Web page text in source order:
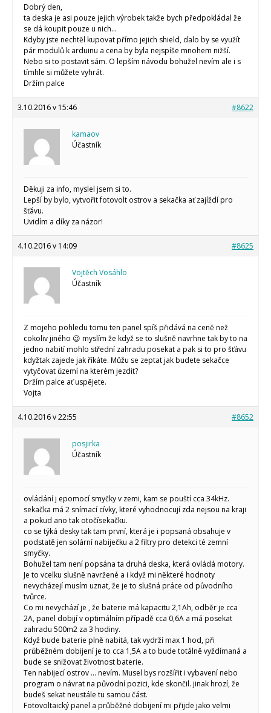
Dobrý den,
ta deska je asi pouze jejich výrobek takže bych předpokládal že
se dá koupit pouze u nich…
Kdyby jste nechtěl kupovat přímo jejich shield, dalo by se využít
pár modulů k arduinu a cena by byla nejspíše mnohem nižší.
Nebo si to postavit sám. O lepším návodu bohužel nevím ale i s
tímhle si můžete vyhrát.
Držím palce
3.10.2016 v 15:46 #8622
kamaov
Účastník
Děkuji za info, myslel jsem si to.
Lepší by bylo, vytvořit fotovolt ostrov a sekačka ať zajíždí pro
šťávu.
Uvidím a díky za názor!
4.10.2016 v 14:09 #8625
Vojtěch Vosáhlo
Účastník
Z mojeho pohledu tomu ten panel spíš přidává na ceně než
cokoliv jiného 😉 myslím že když se to slušně navrhne tak by to na
jedno nabití mohlo střední zahradu posekat a pak si to pro šťávu
kdyžtak zajede jak říkáte. Můžu se zeptat jak budete sekačce
vytyčovat ůzemí na kterém jezdit?
Držím palce ať uspějete.
Vojta
4.10.2016 v 22:55 #8652
posjirka
Účastník
ovládání j epomocí smyčky v zemi, kam se pouští cca 34kHz.
sekačka má 2 snímací cívky, které vyhodnocují zda nejsou na kraji
a pokud ano tak otočísekačku.
co se týká desky tak tam první, která je i popsaná obsahuje v
podstatě jen solární nabiječku a 2 filtry pro detekci té zemní
smyčky.
Bohužel tam není popsána ta druhá deska, která ovládá motory.
Je to vcelku slušně navržené a i když mi některé hodnoty
nevycházejí musím uznat, že je to slušná práce od původního
tvůrce.
Co mi nevychází je , že baterie má kapacitu 2,1Ah, odběr je cca
2A, panel dobijí v optimálním případě cca 0,6A a má posekat
zahradu 500m2 za 3 hodiny.
Když bude baterie plně nabitá, tak vydrží max 1 hod, při
průběžném dobijení je to cca 1,5A a to bude totálně vyždímaná a
bude se snižovat životnost baterie.
Ten nabijecí ostrov … nevím. Musel bys rozšířit i vybavení nebo
program o návrat na původní pozici, kde skončil. jinak hrozí, že
budeš sekat neustále tu samou část.
Fotovoltaický panel a průběžné dobijení mi přijde jako velmi